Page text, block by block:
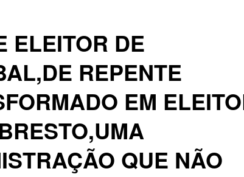
ELEITOR DE
REPENTE
EM
QUE NÃO